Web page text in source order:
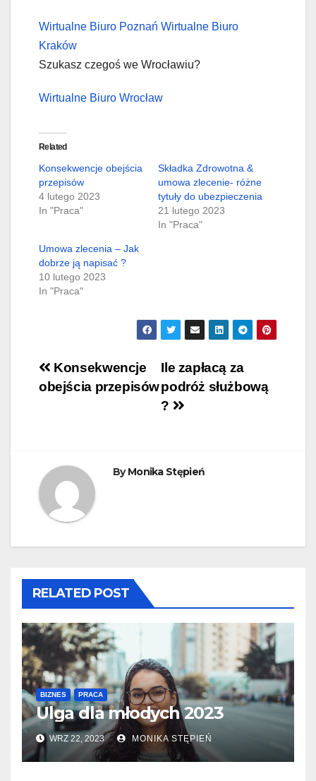
Wirtualne Biuro Poznań Wirtualne Biuro
Kraków
Szukasz czegoś we Wrocławiu?
Wirtualne Biuro Wrocław
Related
Konsekwencje obejścia
przepisów
4 lutego 2023
In "Praca"
Składka Zdrowotna &
umowa zlecenie- różne
tytuły do ubezpieczenia
21 lutego 2023
In "Praca"
Umowa zlecenia – Jak
dobrze ją napisać ?
10 lutego 2023
In "Praca"
Nawigacja
wpisu
Ile zapłacą za
podróż służbową
?
Konsekwencje
obejścia przepisów
ByMonika Stępień
RELATED POST
BIZNES PRACA
Ulga dla młodych 2023
WRZ 22, 2023 MONIKA STĘPIEŃ